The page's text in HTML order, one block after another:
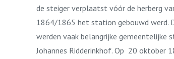
de steiger verplaatst vóór de herberg
1864/1865 het station gebouwd werd.
werden vaak belangrijke gemeentelijke
Johannes Ridderinkhof. Op 20 oktober